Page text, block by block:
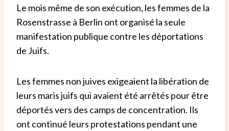
Le mois même de son exécution, les femmes de la
Rosenstrasse à Berlin ont organisé la seule
manifestation publique contre les déportations
de Juifs.
Les femmes non juives exigeaient la libération de
leurs maris juifs qui avaient été arrêtés pour être
déportés vers des camps de concentration. Ils
ont continué leurs protestations pendant une